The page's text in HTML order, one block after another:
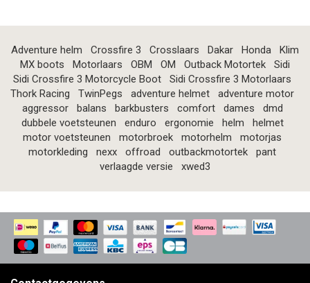
Adventure helm Crossfire 3 Crosslaars Dakar Honda
Klim
MX boots
Motorlaars OBM OM Outback Motortek
Sidi
Sidi Crossfire 3 Motorcycle Boot
Sidi Crossfire 3 Motorlaars
Thork Racing
TwinPegs adventure helmet
adventure motor
aggressor
balans barkbusters comfort dames
dmd
dubbele voetsteunen
enduro ergonomie helm
helmet
motor voetsteunen
motorbroek motorhelm
motorjas
motorkleding
nexx offroad outbackmotortek
pant
verlaagde versie
xwed3